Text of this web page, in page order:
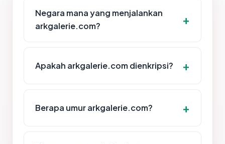
Negara mana yang menjalankan
arkgalerie.com?
Apakah arkgalerie.com dienkripsi?
Berapa umur arkgalerie.com?